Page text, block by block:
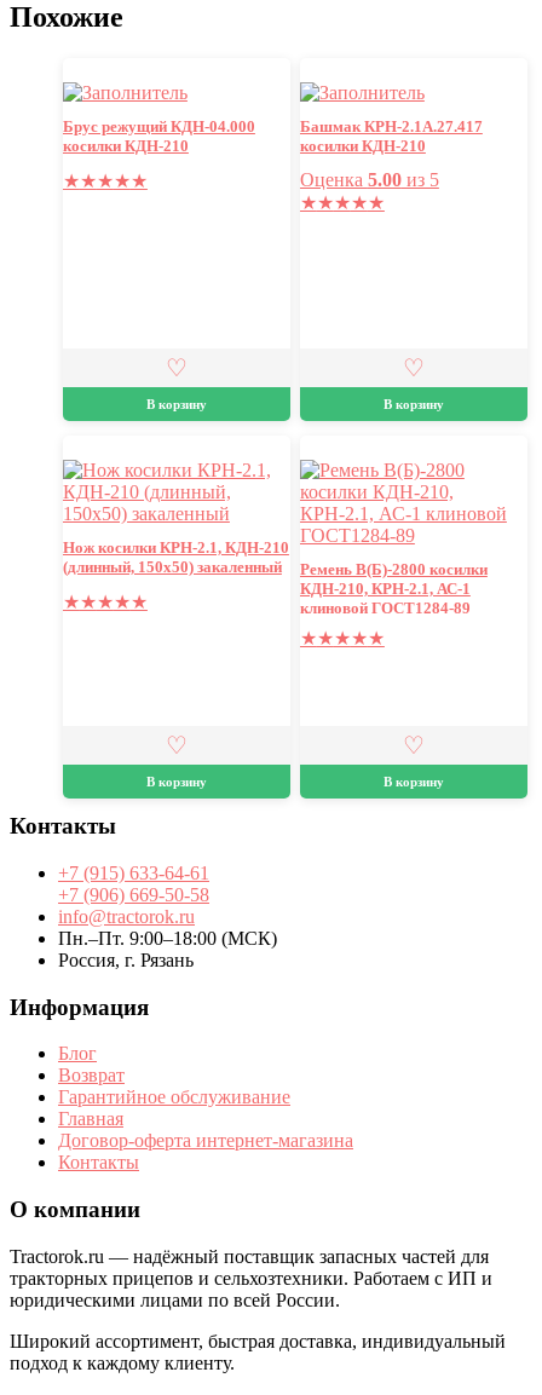
Похожие
Брус режущий КДН-04.000
косилки КДН-210
★★★★★
В корзину
Башмак КРН-2.1А.27.417
косилки КДН-210
Оценка 5.00из 5
★★★★★
В корзину
Нож косилки КРН-2.1, КДН-210
(длинный, 150х50) закаленный
★★★★★
В корзину
Ремень B(Б)-2800 косилки
КДН-210, КРН-2.1, АС-1
клиновой ГОСТ1284-89
★★★★★
В корзину
Контакты
+7 (915) 633-64-61
+7 (906) 669-50-58
info@tractorok.ru
Пн.–Пт. 9:00–18:00 (МСК)
Россия, г. Рязань
Информация
Блог
Возврат
Гарантийное обслуживание
Главная
Договор-оферта интернет-магазина
Контакты
О компании
Tractorok.ru — надёжный поставщик запасных частей для
тракторных прицепов и сельхозтехники. Работаем с ИП и
юридическими лицами по всей России.
Широкий ассортимент, быстрая доставка, индивидуальный
подход к каждому клиенту.